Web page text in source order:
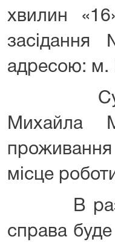
хвилин
адресою: м.
Суд
Михайла
місце
В разі
справа буде